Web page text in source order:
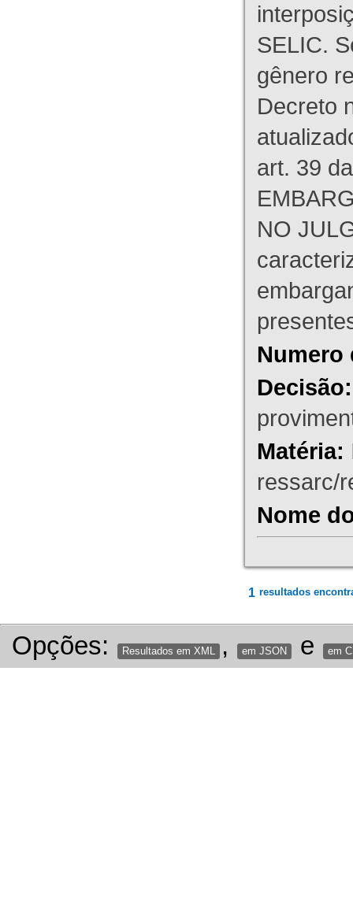
SELIC.
gênero
Decreto
art. 39
NO
Numero
Decisão:
Matéria:
ressarc/
Nome
1 resultados
Opções: Resultados em XML , em JSON e em